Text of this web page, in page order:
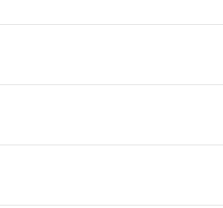
Emballage
Quantité par boîte